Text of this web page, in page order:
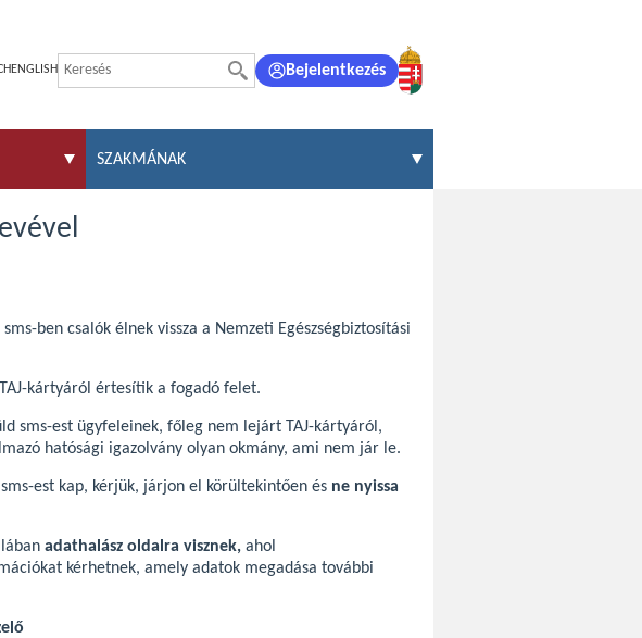
ENGLISH Bejelentkezés
SZAKMÁNAK
ben csalók élnek vissza a Nemzeti Egészségbiztosítási
kártyáról értesítik a fogadó felet.
sms-est ügyfeleinek, főleg nem lejárt TAJ-kártyáról,
hatósági igazolvány olyan okmány, ami nem jár le.
est kap, kérjük, járjon el körültekintően és ne nyissa
adathalász oldalra visznek, ahol
kérhetnek, amely adatok megadása további